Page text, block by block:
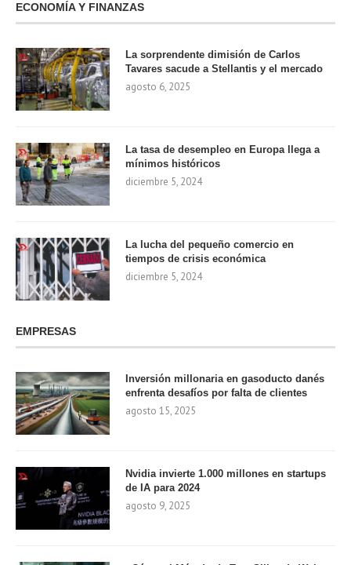
ECONOMÍA Y FINANZAS
La sorprendente dimisión de Carlos
Tavares sacude a Stellantis y el mercado
agosto 6, 2025
La tasa de desempleo en Europa llega a
mínimos históricos
diciembre 5, 2024
La lucha del pequeño comercio en
tiempos de crisis económica
diciembre 5, 2024
EMPRESAS
Inversión millonaria en gasoducto danés
enfrenta desafíos por falta de clientes
agosto 15, 2025
Nvidia invierte 1.000 millones en startups
de IA para 2024
agosto 9, 2025